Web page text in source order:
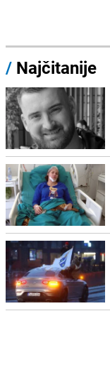
/ Najčitanije